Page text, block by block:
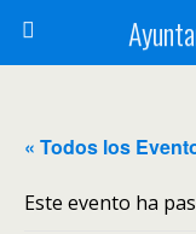
« Todos los
Este evento ha